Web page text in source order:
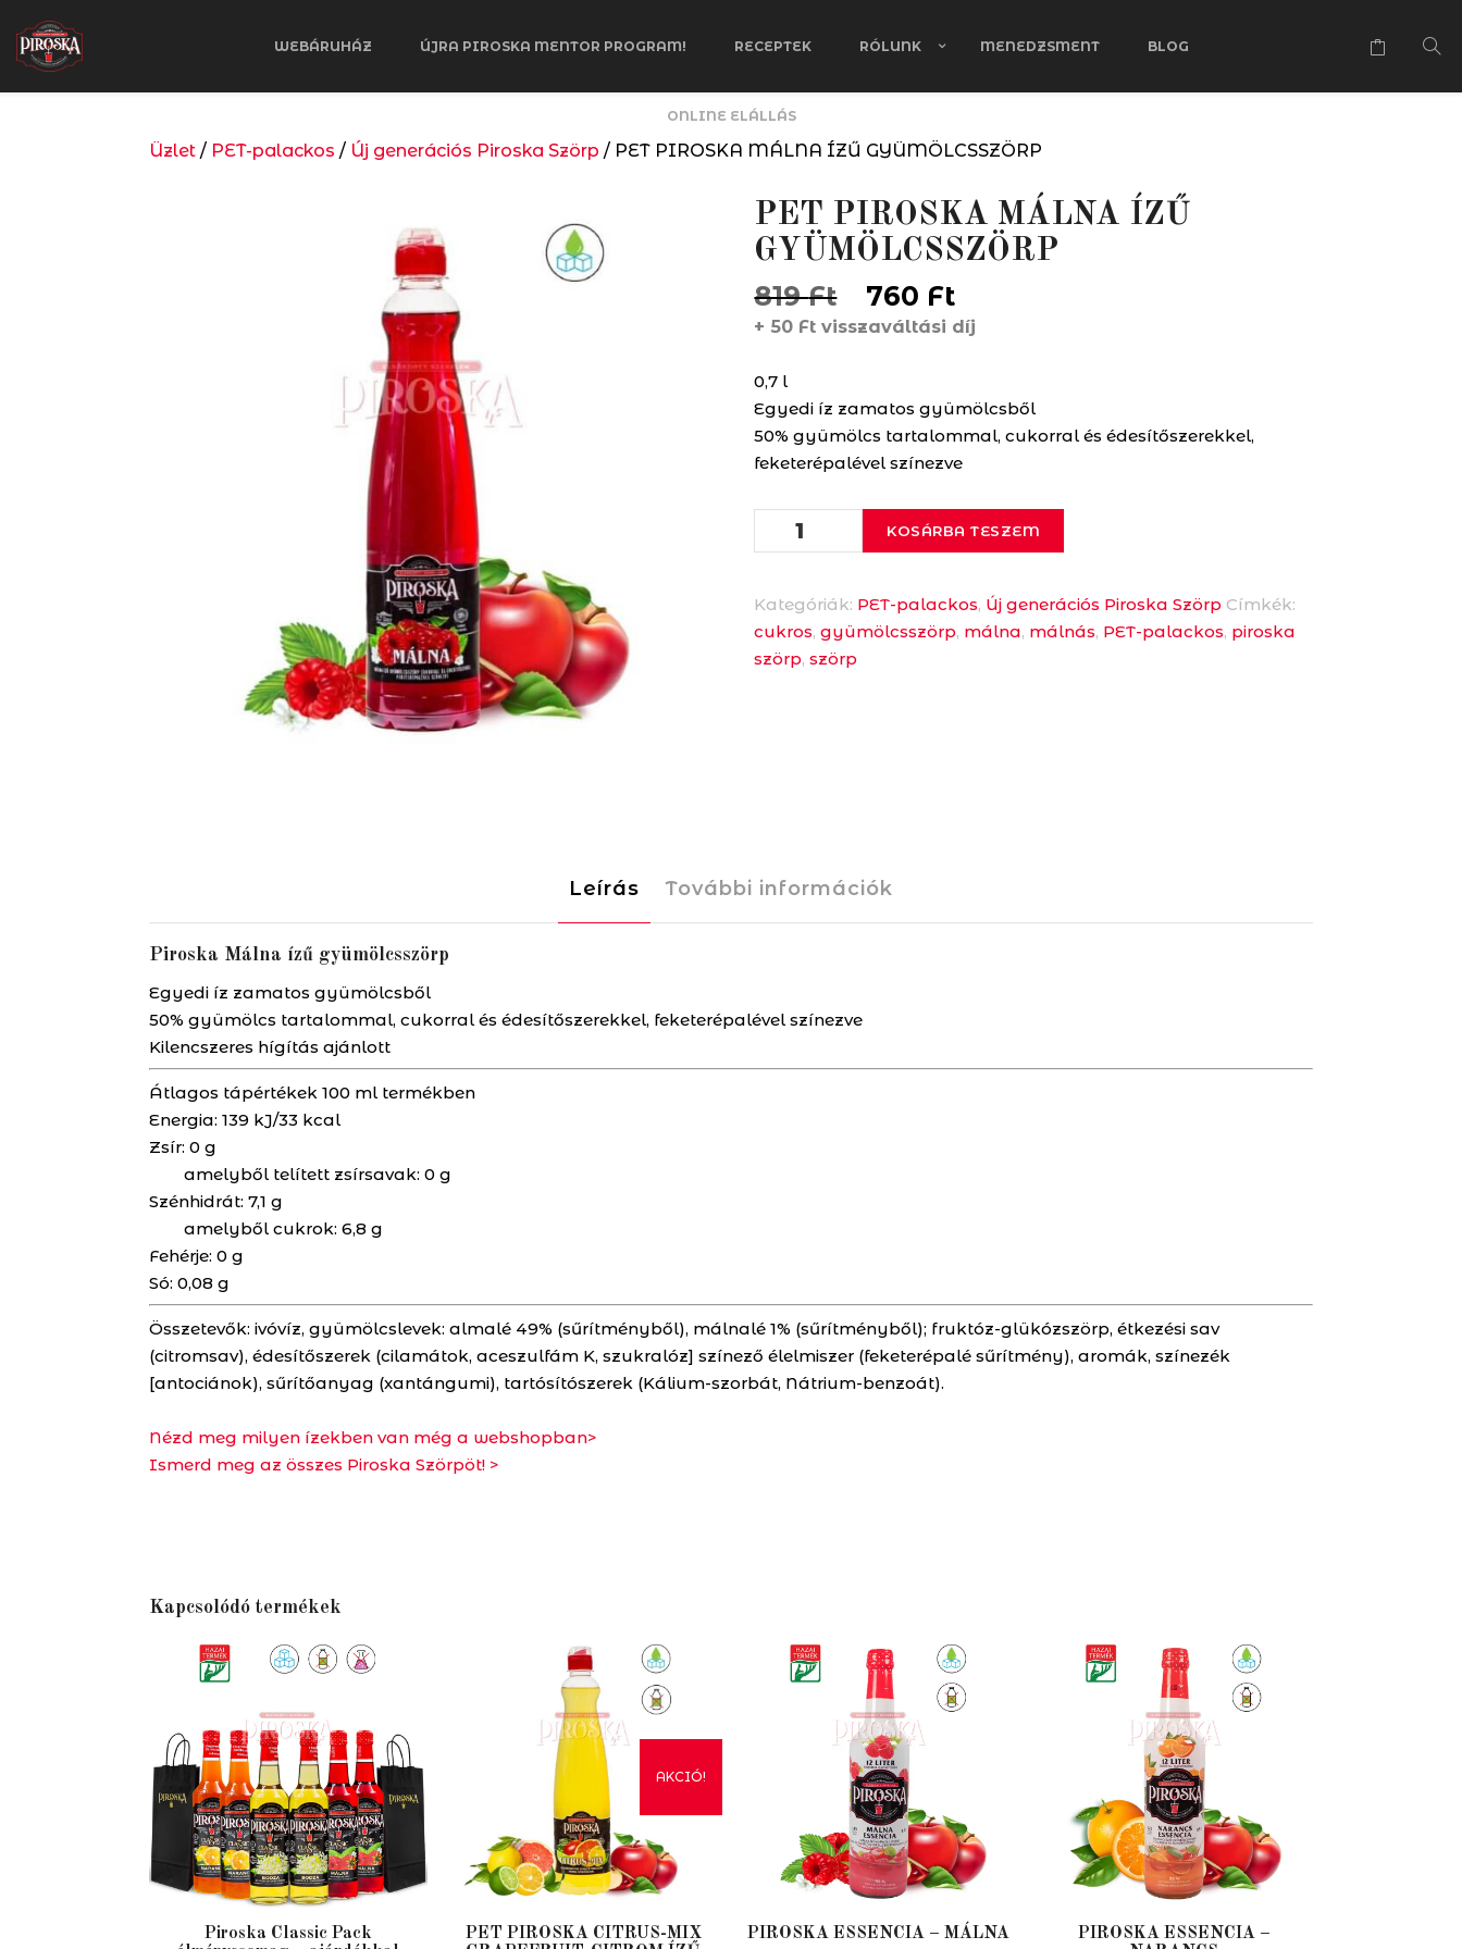
WEBÁRUHÁZ ÚJRA PIROSKA MENTOR PROGRAM! RECEPTEK RÓLUNK MENEDZSMENT BLOG
ONLINE ELÁLLÁS
Üzlet / PET-palackos / Új generációs Piroska Szörp / PET PIROSKA MÁLNA ÍZŰ GYÜMÖLCSSZÖRP
PET PIROSKA MÁLNA ÍZŰ
GYÜMÖLCSSZÖRP
819Ft
Original
price
760 FtCurrent
price
+50 Ft visszaváltási díj
0,7 l
Egyedi íz zamatos gyümölcsből
50% gyümölcs tartalommal, cukorral és édesítőszerekkel,
feketerépalével színezve
PIROSKA
ÍZŰ
GYÜMÖLCSSZÖRP
mennyiség
KOSÁRBA TESZEM
Kategóriák: PET-palackos, Új generációs Piroska Szörp Címkék:
cukros,gyümölcsszörp, málna, málnás, PET-palackos, piroska
szörp,szörp
Leírás További információk
Piroska Málna ízű gyümölcsszörp
Egyedi íz zamatos gyümölcsből
50% gyümölcs tartalommal, cukorral és édesítőszerekkel, feketerépalével színezve
Kilencszeres hígítás ajánlott
Átlagos tápértékek 100 ml termékben
Energia: 139 kJ/33 kcal
Zsír: 0 g
amelyből telített zsírsavak: 0 g
Szénhidrát: 7,1 g
amelyből cukrok: 6,8 g
Fehérje: 0 g
Só: 0,08 g
Összetevők: ivóvíz, gyümölcslevek: almalé 49% (sűrítményből), málnalé 1% (sűrítményből); fruktóz-glükózszörp, étkezési sav
(citromsav), édesítőszerek (cilamátok, aceszulfám K, szukralóz] színező élelmiszer (feketerépalé sűrítmény), aromák, színezék
[antociánok), sűrítőanyag (xantángumi), tartósítószerek (Kálium-szorbát, Nátrium-benzoát).
Nézd meg milyen ízekben van még a webshopban>
Ismerd meg az összes Piroska Szörpöt! >
Kapcsolódó termékek
Piroska Classic Pack
AKCIÓ!
PET PIROSKA CITRUS-MIX
PIROSKA ESSENCIA – MÁLNA
PIROSKA ESSENCIA –